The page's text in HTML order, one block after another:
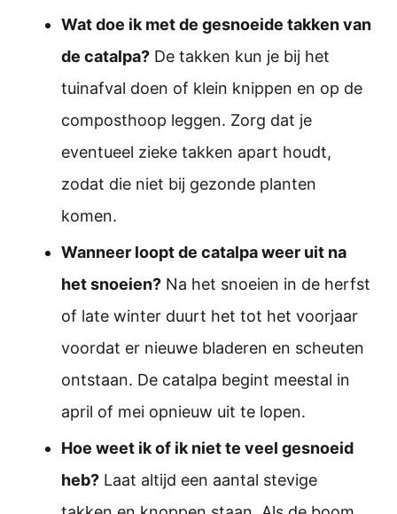
Wat doe ik met de gesnoeide takken van
de catalpa? De takken kun je bij het
tuinafval doen of klein knippen en op de
composthoop leggen. Zorg dat je
eventueel zieke takken apart houdt,
zodat die niet bij gezonde planten
komen.
Wanneer loopt de catalpa weer uit na
het snoeien? Na het snoeien in de herfst
of late winter duurt het tot het voorjaar
voordat er nieuwe bladeren en scheuten
ontstaan. De catalpa begint meestal in
april of mei opnieuw uit te lopen.
Hoe weet ik of ik niet te veel gesnoeid
heb? Laat altijd een aantal stevige